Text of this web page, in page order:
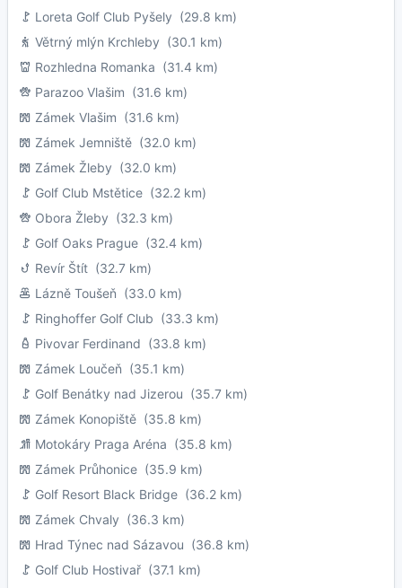
Loreta Golf Club Pyšely (29.8 km)
Větrný mlýn Krchleby (30.1 km)
Rozhledna Romanka (31.4 km)
Parazoo Vlašim (31.6 km)
Zámek Vlašim (31.6 km)
Zámek Jemniště (32.0 km)
Zámek Žleby (32.0 km)
Golf Club Mstětice (32.2 km)
Obora Žleby (32.3 km)
Golf Oaks Prague (32.4 km)
Revír Štít (32.7 km)
Lázně Toušeň (33.0 km)
Ringhoffer Golf Club (33.3 km)
Pivovar Ferdinand (33.8 km)
Zámek Loučeň (35.1 km)
Golf Benátky nad Jizerou (35.7 km)
Zámek Konopiště (35.8 km)
Motokáry Praga Aréna (35.8 km)
Zámek Průhonice (35.9 km)
Golf Resort Black Bridge (36.2 km)
Zámek Chvaly (36.3 km)
Hrad Týnec nad Sázavou (36.8 km)
Golf Club Hostivař (37.1 km)